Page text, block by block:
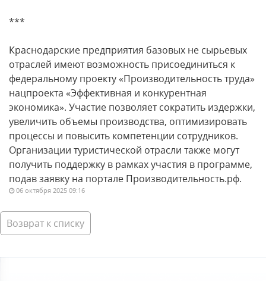
***
Краснодарские предприятия базовых не сырьевых
отраслей имеют возможность присоединиться к
федеральному проекту «Производительность труда»
нацпроекта «Эффективная и конкурентная
экономика». Участие позволяет сократить издержки,
увеличить объемы производства, оптимизировать
процессы и повысить компетенции сотрудников.
Организации туристической отрасли также могут
получить поддержку в рамках участия в программе,
подав заявку на портале Производительность.рф.
06 октября 2025 09:16
Возврат к списку